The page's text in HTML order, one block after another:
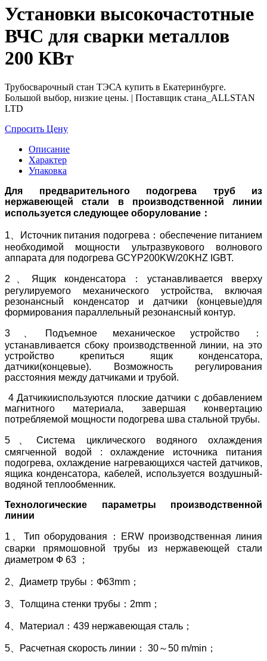
Установки высокочастотные
ВЧС для сварки металлов
200 КВт
Трубосварочный стан ТЭСА купить в Екатеринбурге.
Большой выбор, низкие цены. | Поставщик стана_АLLSTAN
LTD
Спросить Цену
Описание
Характер
Упаковка
Для предварительного подогрева труб из
нержавеющей стали в производственной линии
используется следующее оборулование：
1、Источник питания подогрева：обеспечение питанием
необходимой мощности ультразвукового волнового
аппарата для подогрева GCYP200KW/20KHZ IGBT.
2、Ящик конденсатора：устанавливается вверху
регулируемого механического устройства, включая
резонансный конденсатор и датчики (концевые)для
формирования параллельный резонансный контур.
3、Подъемное механическое устройство：
устанавливается сбоку производственной линии, на это
устройство крепиться ящик конденсатора,
датчики(концевые). Возможность регулирования
расстояния между датчиками и трубой.
4 Датчикииспользуются плоские датчики с добавлением
магнитного материала, завершая конвертацию
потребляемой мощности подогрева шва стальной трубы.
5、Система циклического водяного охлаждения
смягченной водой : охлаждение источника питания
подогрева, охлаждение нагревающихся частей датчиков,
ящика конденсатора, кабелей, используется воздушный-
водяной теплообменник.
Технологические параметры производственной
линии
1、Тип оборудования：ERW производственная линия
сварки прямошовной трубы из нержавеющей стали
диаметром Ф 63 ；
2、Диаметр трубы：Ф63mm；
3、Толщина стенки трубы：2mm；
4、Материал：439 нержавеющая сталь；
5、Расчетная скорость линии： 30～50 m/min；